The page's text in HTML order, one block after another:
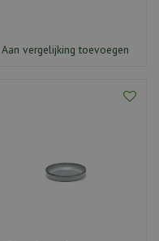
Aan vergelijking toevoegen